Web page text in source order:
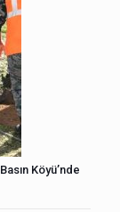
Köyü’nde